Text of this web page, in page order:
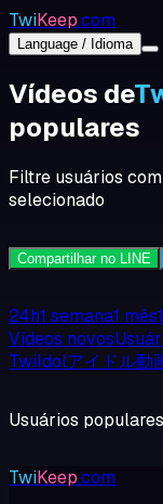
TwiKeep.com
Language / Idioma
Vídeos de
populares
Filtre usuários
selecionado
Compartilhar no LINE
24h1 semana1 mês
Vídeos novos
TwiIdolアイドル動
Usuários populares
TwiKeep.com